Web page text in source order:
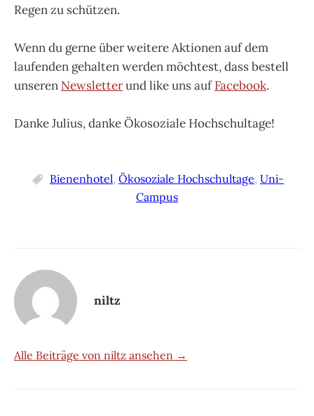
Regen zu schützen.
Wenn du gerne über weitere Aktionen auf dem
laufenden gehalten werden möchtest, dass bestell
unseren Newsletterund like uns aufFacebook.
Danke Julius, danke Ökosoziale Hochschultage!
Bienenhotel, Ökosoziale Hochschultage, Uni-
Campus
niltz
Alle Beiträge von niltz ansehen →